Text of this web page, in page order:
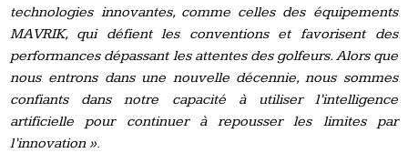
technologies innovantes, comme celles des équipements
MAVRIK, qui défient les conventions et favorisent des
performances dépassant les attentes des golfeurs. Alors que
nous entrons dans une nouvelle décennie, nous sommes
confiants dans notre capacité à utiliser l’intelligence
artificielle pour continuer à repousser les limites par
l’innovation ».